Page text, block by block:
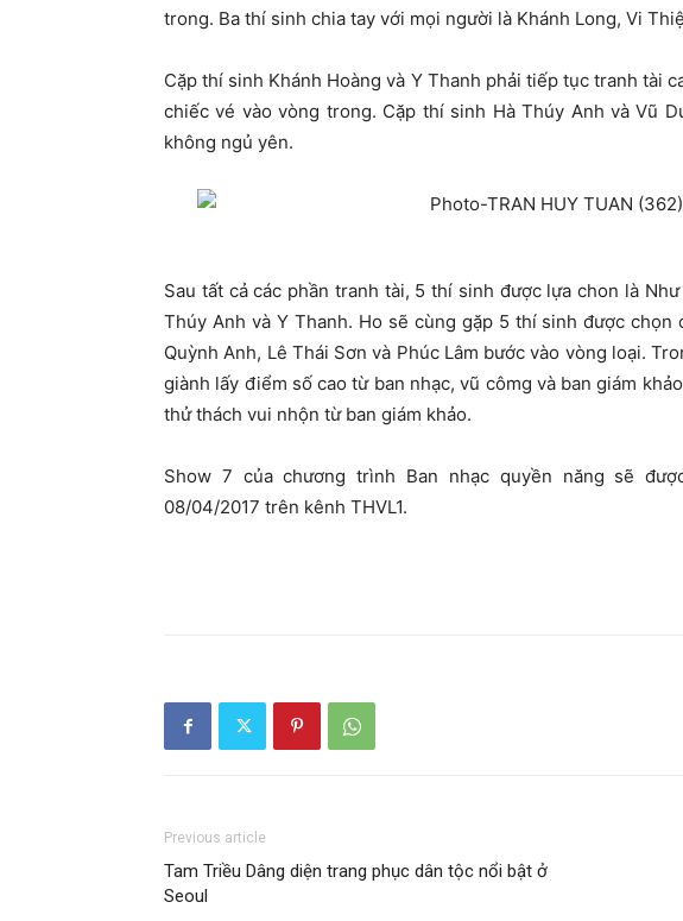
trong. Ba thí sinh chia tay với mọi người là Khánh Long, Vi
Cặp thí sinh Khánh Hoàng và Y Thanh phải tiếp tục tranh tài
chiếc vé vào vòng trong. Cặp thí sinh Hà Thúy Anh và Vũ
không ngủ yên.
Sau tất cả các phần tranh tài, 5 thí sinh được lựa chon là
Thúy Anh và Y Thanh. Ho sẽ cùng gặp 5 thí sinh được chọn
Quỳnh Anh, Lê Thái Sơn và Phúc Lâm bước vào vòng loại.
giành lấy điểm số cao từ ban nhạc, vũ cômg và ban giám
thử thách vui nhộn từ ban giám khảo.
Show 7 của chương trình Ban nhạc quyền năng sẽ
08/04/2017 trên kênh THVL1.
Previous article
Tam Triều Dâng diện trang phục dân tộc nổi bật ở
Seoul